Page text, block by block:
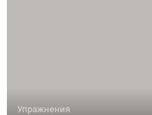
Упражнения